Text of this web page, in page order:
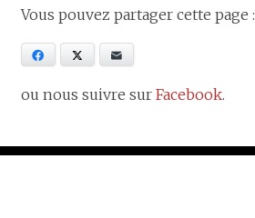
Vous pouvez partager cette page :
Facebook
ou nous suivre surFacebook.